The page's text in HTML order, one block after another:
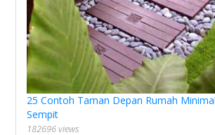
25 Contoh Taman Depan Rumah
Sempit
182696 views